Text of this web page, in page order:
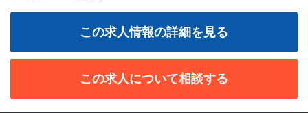
この求人情報の詳細を見る
この求人について相談する